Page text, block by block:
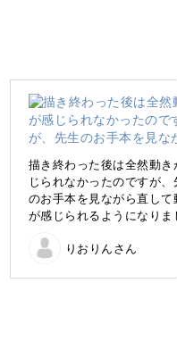
と意気込んでしまいが
しくお絵描きをして
描き終わった後は全然動き
じられなかったのですが、
のお手本を見ながら直して
が感じられるようになりま
ちょっとしたことで見栄え
りおりんさん